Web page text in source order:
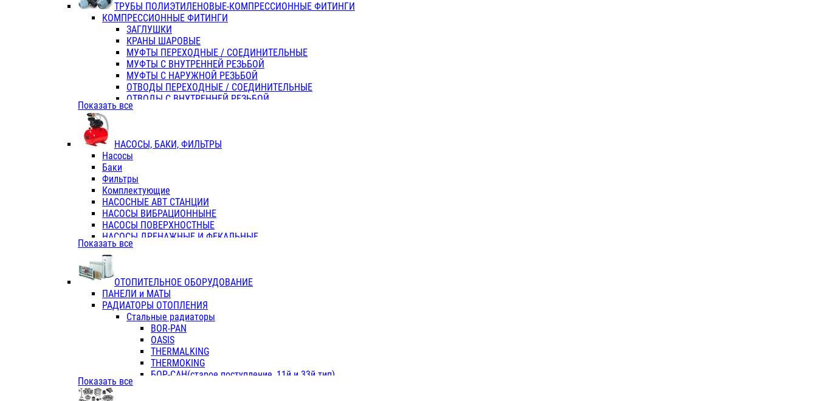
Отвертки
Хоз. инвентарь
ЭЛ. ИНСТРУМЕНТ OASIS
ТРУБЫ ПОЛИЭТИЛЕНОВЫЕ-КОМПРЕССИОННЫЕ ФИТИНГИ
КОМПРЕССИОННЫЕ ФИТИНГИ
ЗАГЛУШКИ
КРАНЫ ШАРОВЫЕ
МУФТЫ ПЕРЕХОДНЫЕ / СОЕДИНИТЕЛЬНЫЕ
МУФТЫ С ВНУТРЕННЕЙ РЕЗЬБОЙ
МУФТЫ С НАРУЖНОЙ РЕЗЬБОЙ
ОТВОДЫ ПЕРЕХОДНЫЕ / СОЕДИНИТЕЛЬНЫЕ
ОТВОДЫ С ВНУТРЕННЕЙ РЕЗЬБОЙ
ОТВОДЫ С НАРУЖНОЙ РЕЗЬБОЙ
ТРОЙНИКИ ПЕРЕХОДНЫЕ / СОЕДИНИТЕЛЬНЫЕ
ТРОЙНИКИ С ВНУТРЕННЕЙ РЕЗЬБОЙ
КОЛЬЦА РЕЗИНОВЫЕ
ТРУБЫ НАПОРНЫЕ
ТРУБЫ ГОФРИРОВАННЫЕ ДВУХСЛ.
ТРУБЫ ПОЛИЭТИЛЕНОВЫЕ
Показать все
НАСОСЫ, БАКИ, ФИЛЬТРЫ
Насосы
Баки
Фильтры
Комплектующие
НАСОСНЫЕ АВТ СТАНЦИИ
НАСОСЫ ВИБРАЦИОННЫНЕ
НАСОСЫ ПОВЕРХНОСТНЫЕ
НАСОСЫ ДРЕНАЖНЫЕ И ФЕКАЛЬНЫЕ
НАСОСЫ ПОВЫСИТ и ЦИРКУЛЯЦИОННЫЕ
НАСОСЫ СКВАЖИННЫЕ
Показать все
ОТОПИТЕЛЬНОЕ ОБОРУДОВАНИЕ
ПАНЕЛИ и МАТЫ
РАДИАТОРЫ ОТОПЛЕНИЯ
Стальные радиаторы
BOR-PAN
OASIS
THERMALKING
THERMOKING
БОР-САН(старое поступление, 11й и 33й тип)
Показать все